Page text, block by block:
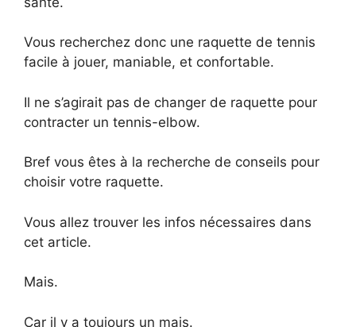
Vous recherchez donc une raquette de tennis
facile à jouer, maniable, et confortable.
Il ne s’agirait pas de changer de raquette pour
contracter un tennis-elbow.
Bref vous êtes à la recherche de conseils pour
choisir votre raquette.
Vous allez trouver les infos nécessaires dans
cet article.
Mais.
Car il y a toujours un mais.